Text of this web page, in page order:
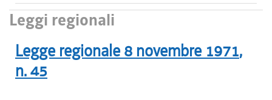
Leggi regionali
Legge regionale 8 novembre 1971,
n.45